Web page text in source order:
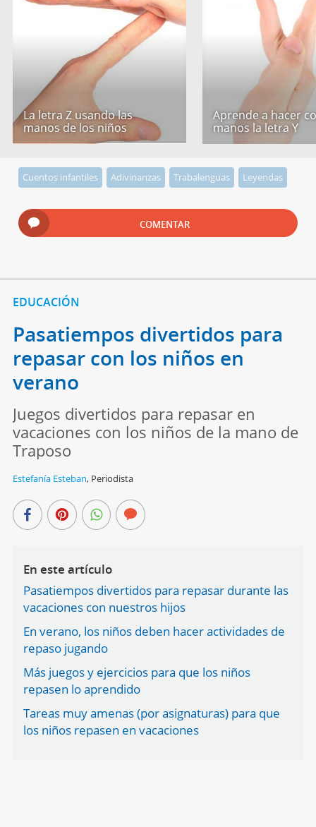
La letra Z usando las
manos de los niños
Aprende a hacer
manos la letra Y
Cuentos infantiles Adivinanzas Trabalenguas Leyendas
COMENTAR
EDUCACIÓN
Pasatiempos divertidos para
repasar con los niños en
verano
Juegos divertidos para repasar en
vacaciones con los niños de la mano de
Traposo
Estefanía Esteban, Periodista
En este artículo
Pasatiempos divertidos para repasar durante las
vacaciones con nuestros hijos
En verano, los niños deben hacer actividades de
repaso jugando
Más juegos y ejercicios para que los niños
repasen lo aprendido
Tareas muy amenas (por asignaturas) para que
los niños repasen en vacaciones